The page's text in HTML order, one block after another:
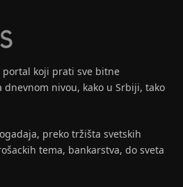
koji prati sve bitne
dnevnom nivou, kako u Srbiji, tako
preko tržišta svetskih
tema, bankarstva, do sveta